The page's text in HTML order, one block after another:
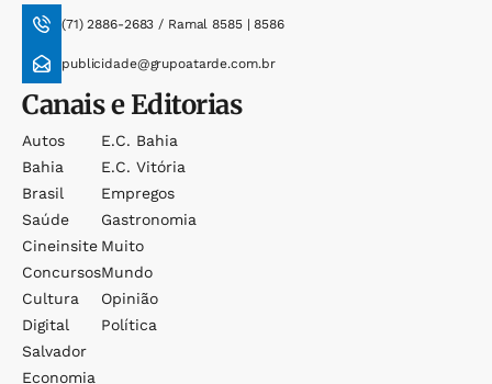
(71) 2886-2683 / Ramal 8585 | 8586
publicidade@grupoatarde.com.br
Canais e Editorias
Autos
Bahia
Brasil
Saúde
Cineinsite
Concursos
Cultura
Digital
Salvador
Economia
E.c. Bahia
E.c. Vitória
Empregos
Gastronomia
Muito
Mundo
Opinião
Política